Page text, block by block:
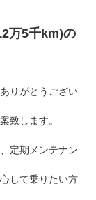
万5千km)の
りがとうござい
致します。
定期メンテナン
して乗りたい方